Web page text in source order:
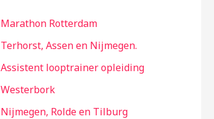
Marathon Rotterdam
Terhorst, Assen en Nijmegen.
Assistent looptrainer opleiding
Westerbork
Nijmegen, Rolde en Tilburg